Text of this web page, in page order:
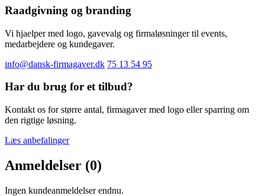
Raadgivning og branding
Vi hjaelper med logo, gavevalg og firmaløsninger til events,
medarbejdere og kundegaver.
info@dansk-firmagaver.dk 75 13 54 95
Har du brug for et tilbud?
Kontakt os for større antal, firmagaver med logo eller sparring om
den rigtige løsning.
Læs anbefalinger
Anmeldelser (0)
Ingen kundeanmeldelser endnu.